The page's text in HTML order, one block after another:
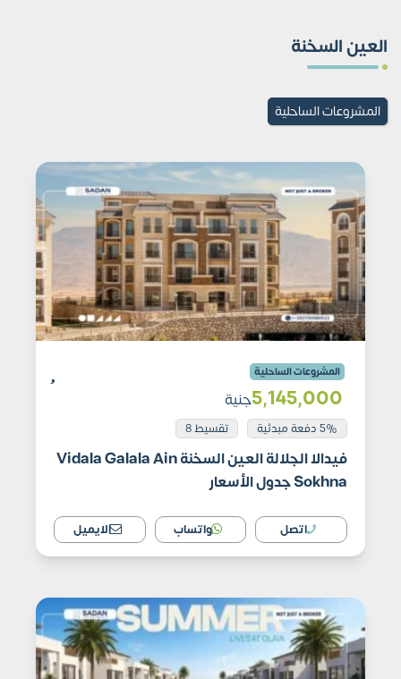
العين السخنة
المشروعات الساحلية
المشروعات الساحلية
5٬145٬000جنية
5% دفعة مبدئية تقسيط 8
فيدالا الجلالة العين السخنة Vidala Galala Ain
Sokhna جدول الأسعار
اتصل واتساب الايميل